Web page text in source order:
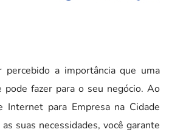
a importância que uma
fazer para o seu negócio. Ao
Internet para Empresa na Cidade
suas necessidades, você garante